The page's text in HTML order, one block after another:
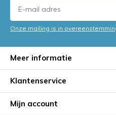
Onze mailing is in
Meer informatie
Klantenservice
Mijn account